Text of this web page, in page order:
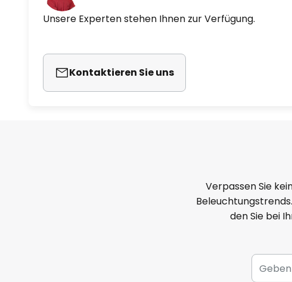
Unsere Experten stehen Ihnen zur Verfügung.
Kontaktieren Sie uns
Verpassen Sie
den Sie bei